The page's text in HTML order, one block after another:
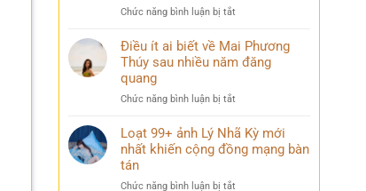
góc
Hạ
đẹp
hùng
thể
qua
Chức năng bình luận bị tắt
145+
ảnh
đẹp
nhiều
cảm
Điều ít ai biết về Mai Phương
Thúy sau nhiều năm đăng
quang
Chức năng bình luận bị tắt
ít
biết
Loạt 99+ ảnh Lý Nhã Kỳ mới
nhất khiến cộng đồng mạng bàn
tán
Chức năng bình luận bị tắt